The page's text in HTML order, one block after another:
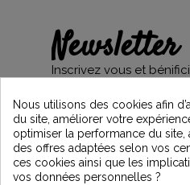
Newsletter
Inscrivez vous et
et restez informés des
Vintage Motors
*Dès 99€ d'achat. En vous abonnant à notre
Nous utilisons des cookies afin
du site, améliorer votre
optimiser la performance du
des offres adaptées selon vos
ces cookies ainsi que les
vos données personnelles ?